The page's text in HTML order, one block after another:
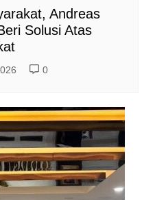
Andreas
Solusi Atas
0